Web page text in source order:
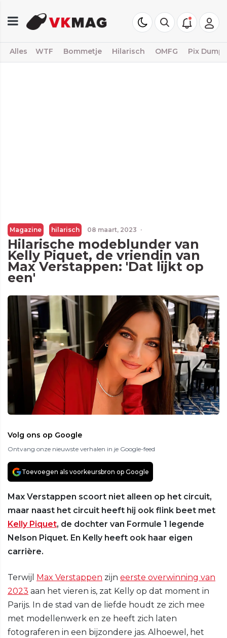
Alles WTF Bommetje Hilarisch OMFG Pix Dump
Magazine hilarisch 08 maart, 2023 ·
Hilarische modeblunder van
Kelly Piquet, de vriendin van
Max Verstappen: 'Dat lijkt op
een'
Volg ons op Google
Ontvang onze nieuwste verhalen in je Google-feed
Toevoegen als voorkeursbron op Google
Max Verstappen scoort niet alleen op het circuit,
maar naast het circuit heeft hij ook flink beet met
Kelly Piquet, de dochter van Formule 1 legende
Nelson Piquet. En Kelly heeft ook haar eigen
carrière.
Terwijl Max Verstappen zijn eerste overwinning van
2023 aan het vieren is, zat Kelly op dat moment in
Parijs. In de stad van de liefde houdt ze zich mee
met modellenwerk en ze heeft zich laten
fotograferen in een bijzondere jas. Alhoewel, het